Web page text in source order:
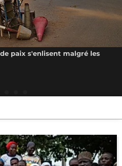
paix s'enlisent malgré les